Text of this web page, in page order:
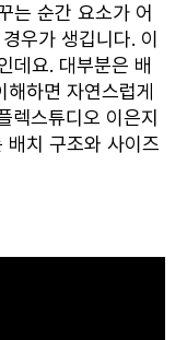
는 순간 요소가 어
우가 생깁니다. 이
데요. 대부분은 배
하면 자연스럽게
렉스튜디오 이은지
배치 구조와 사이즈